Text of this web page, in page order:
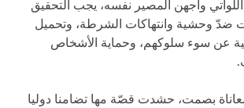
اللواتي واجهن المصير نفسه، يجب التحقيق
ضدّ وحشية وانتهاكات الشرطة، وتحميل
عن سوء سلوكهم، وحماية الأشخاص
بصمت، حشدت قصّة مها تضامنا دوليا